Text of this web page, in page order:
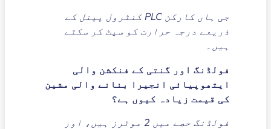
جی ہاں کارکن PLC کنٹرول پینل کے
ذریعے درجہ حرارت کو سیٹ کر سکتے
ہیں۔
فولڈنگ اور گنتی کے فنکشن والی
ایتھوپیائی انجیرا بنانے والی مشین
کی قیمت زیادہ کیوں ہے؟
فولڈنگ حصے میں 2 موٹرز ہیں، اور